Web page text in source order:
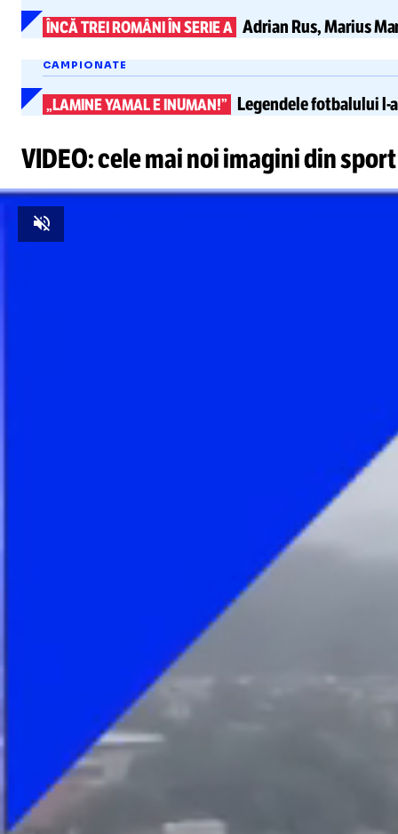
ÎNCĂ TREI ROMÂNI ÎN SERIE A Adrian Rus, Marius
CAMPIONATE
„LAMINE YAMAL E INUMAN!” Legendele fotbaluluil-
VIDEO: cele mai noi imagini din sport
Unmute